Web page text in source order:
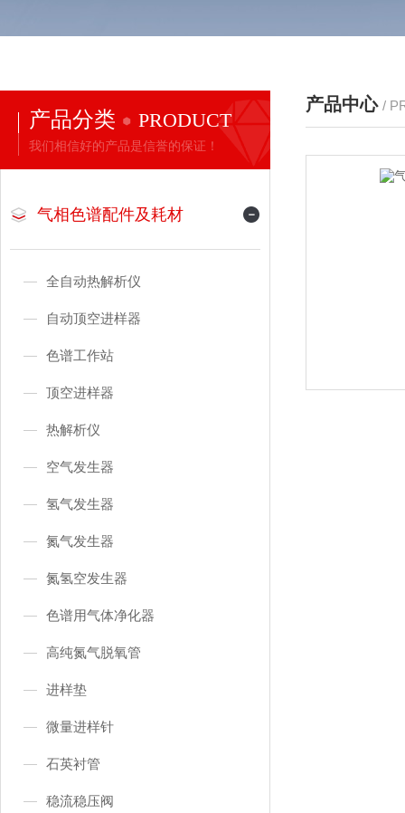
产品分类 PRODUCT
我们相信好的产品是信誉的保证！
气相色谱配件及耗材
全自动热解析仪
自动顶空进样器
色谱工作站
顶空进样器
热解析仪
空气发生器
氢气发生器
氮气发生器
氮氢空发生器
色谱用气体净化器
高纯氮气脱氧管
进样垫
微量进样针
石英衬管
稳流稳压阀
产品中心 /